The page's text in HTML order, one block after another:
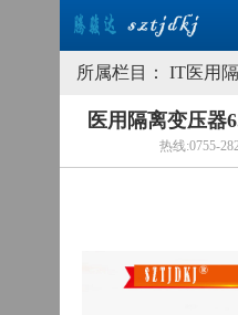
所属栏目： IT医用
医用隔离变压器
热线:0755-